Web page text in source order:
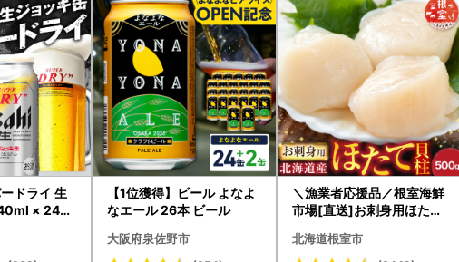
ドライ 生
× 24本
守谷市
【1位獲得】ビール よなよ
なエール 26本 ビール
大阪府泉佐野市
＼漁業者応援品／根室海鮮
市場[直送]お刺身用ほたて
北海道根室市